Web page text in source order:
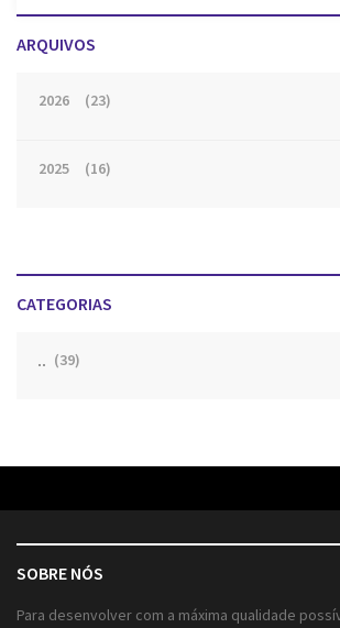
ARQUIVOS
2026 (23)
2025 (16)
CATEGORIAS
(39)
SOBRE NÓS
Para desenvolver com a máxima qualidade